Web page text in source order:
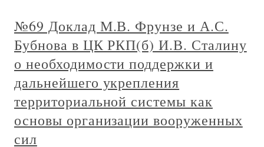
№69 Доклад М.В. Фрунзе и А.С.
Бубнова в ЦК РКП(б) И.В. Сталину
о необходимости поддержки и
дальнейшего укрепления
территориальной системы как
основы организации вооруженных
сил